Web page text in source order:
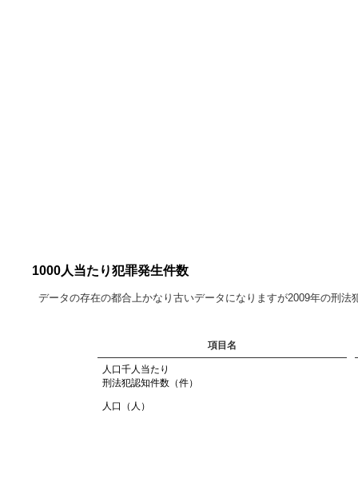
1000人当たり犯罪発生件数
データの存在の都合上かなり古いデータになりますが2009年の刑
項目名
人口千人当たり
刑法犯認知件数（件）
人口（人）